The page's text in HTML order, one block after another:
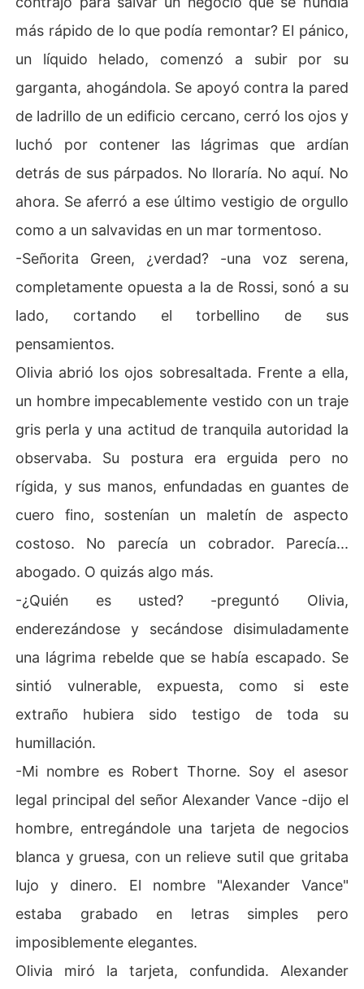
más rápido de lo que podía remontar? El pánico,
un líquido helado, comenzó a subir por su
garganta, ahogándola. Se apoyó contra la pared
de ladrillo de un edificio cercano, cerró los ojos y
luchó por contener las lágrimas que ardían
detrás de sus párpados. No lloraría. No aquí. No
ahora. Se aferró a ese último vestigio de orgullo
como a un salvavidas en un mar tormentoso.
-Señorita Green, ¿verdad? -una voz serena,
completamente opuesta a la de Rossi, sonó a su
lado, cortando el torbellino de sus
pensamientos.
Olivia abrió los ojos sobresaltada. Frente a ella,
un hombre impecablemente vestido con un traje
gris perla y una actitud de tranquila autoridad la
observaba. Su postura era erguida pero no
rígida, y sus manos, enfundadas en guantes de
cuero fino, sostenían un maletín de aspecto
costoso. No parecía un cobrador. Parecía...
abogado. O quizás algo más.
-¿Quién es usted? -preguntó Olivia,
enderezándose y secándose disimuladamente
una lágrima rebelde que se había escapado. Se
sintió vulnerable, expuesta, como si este
extraño hubiera sido testigo de toda su
humillación.
-Mi nombre es Robert Thorne. Soy el asesor
legal principal del señor Alexander Vance -dijo el
hombre, entregándole una tarjeta de negocios
blanca y gruesa, con un relieve sutil que gritaba
lujo y dinero. El nombre "Alexander Vance"
estaba grabado en letras simples pero
imposiblemente elegantes.
Olivia miró la tarjeta, confundida. Alexander